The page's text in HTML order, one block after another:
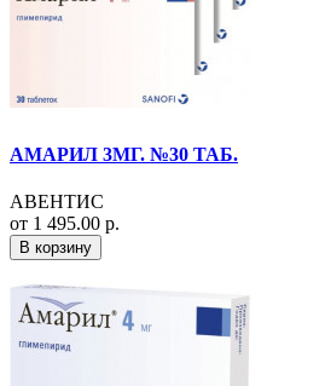
АМАРИЛ 3МГ. №30 ТАБ.
АВЕНТИС
от 1 495.00 р.
В корзину